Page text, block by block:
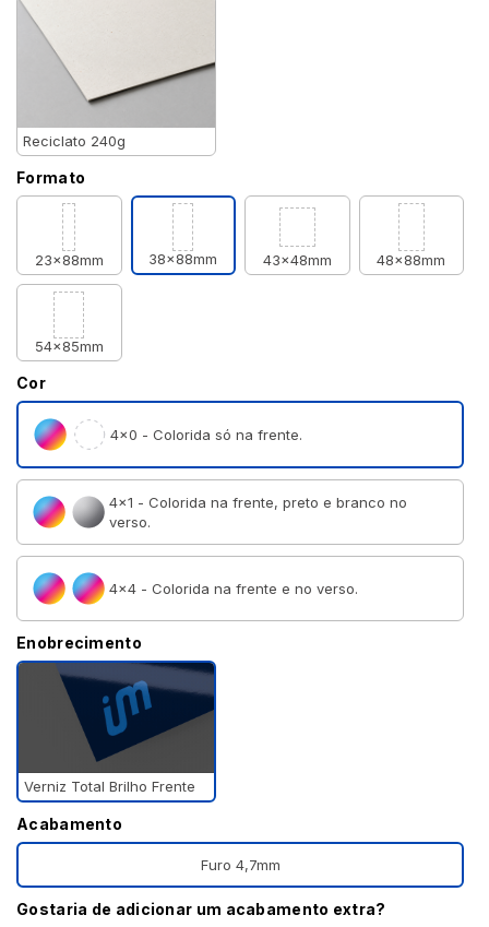
Reciclato 240g
Formato
23x88mm 38x88mm 43x48mm 48x88mm
54x85mm
Cor
4×0 - Colorida só na frente.
4×1 - Colorida na frente, preto e branco no
verso.
4×4 - Colorida na frente e no verso.
Enobrecimento
Verniz Total Brilho Frente
Acabamento
Furo 4,7mm
Gostaria de adicionar um acabamento extra?